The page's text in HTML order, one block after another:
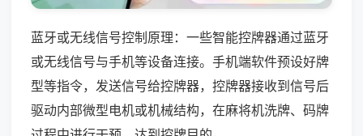
蓝牙或无线信号控制原理：一些智能控牌器通过蓝牙
或无线信号与手机等设备连接。手机端软件预设好牌
型等指令，发送信号给控牌器，控牌器接收到信号后
驱动内部微型电机或机械结构，在麻将机洗牌、码牌